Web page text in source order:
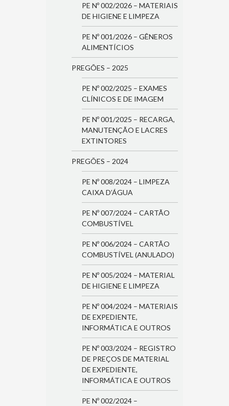
PE Nº 002/2026 – MATERIAIS
DE HIGIENE E LIMPEZA
PE Nº 001/2026 – GÊNEROS
ALIMENTÍCIOS
PREGÕES – 2025
PE Nº 002/2025 – EXAMES
CLÍNICOS E DE IMAGEM
PE Nº 001/2025 – RECARGA,
MANUTENÇÃO E LACRES
EXTINTORES
PREGÕES – 2024
PE Nº 008/2024 – LIMPEZA
CAIXA D’ÁGUA
PE Nº 007/2024 – CARTÃO
COMBUSTÍVEL
PE Nº 006/2024 – CARTÃO
COMBUSTÍVEL (ANULADO)
PE Nº 005/2024 – MATERIAL
DE HIGIENE E LIMPEZA
PE Nº 004/2024 – MATERIAIS
DE EXPEDIENTE,
INFORMÁTICA E OUTROS
PE Nº 003/2024 – REGISTRO
DE PREÇOS DE MATERIAL
DE EXPEDIENTE,
INFORMÁTICA E OUTROS
PE Nº 002/2024 –